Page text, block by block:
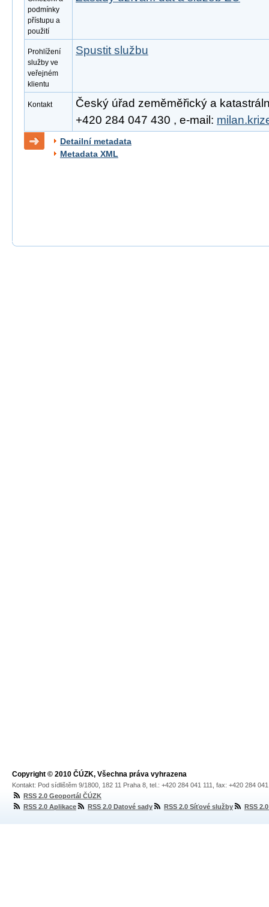
podmínky
přístupu a
použití
Prohlížení
služby ve
veřejném
klientu
Spustit službu
Kontakt
Český úřad zeměměřický a
+420 284 047 430 , e-mail:
Detailní metadata
Metadata XML
Copyright © 2010 ČÚZK, Všechna práva vyhrazena
Kontakt: Pod sídlištěm 9/1800, 182 11 Praha 8, tel.: +420 284 041 111, fax: +420 284
RSS 2.0 Geoportál ČÚZK
RSS 2.0 Aplikace
RSS 2.0 Datové sady RSS 2.0 Síťové služby RSS